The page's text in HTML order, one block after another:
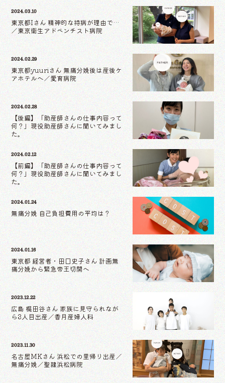
2024.03.10
東京都Iさん 精神的な持病が理由で…
／東京衛生アドベンチスト病院
2024.02.29
東京都yuuriさん 無痛分娩後は産後ケ
アホテルへ／愛育病院
2024.02.28
【後編】「助産師さんの仕事内容って
何？」現役助産師さんに聞いてみまし
た。
2024.02.12
【前編】「助産師さんの仕事内容って
何？」現役助産師さんに聞いてみまし
た。
2024.01.24
無痛分娩 自己負担費用の平均は？
2024.01.16
東京都 経営者・田口史子さん 計画無
痛分娩から緊急帝王切開へ
2023.12.22
広島 梶田谷さん 家族に見守られなが
ら3人目出産／香月産婦人科
2023.11.30
名古屋MKさん 浜松での里帰り出産／
無痛分娩／聖隷浜松病院